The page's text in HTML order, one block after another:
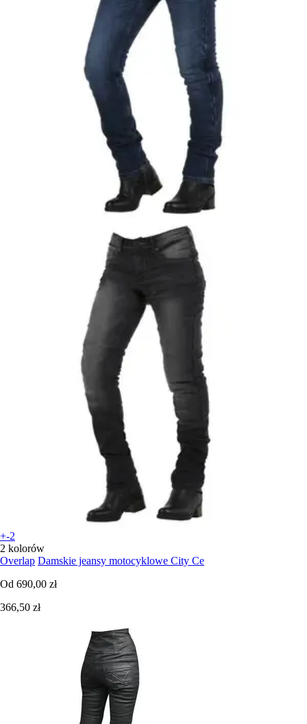
+-2
2 kolorów
Overlap Damskie jeansy motocyklowe City Ce
Od 690,00 zł
366,50 zł